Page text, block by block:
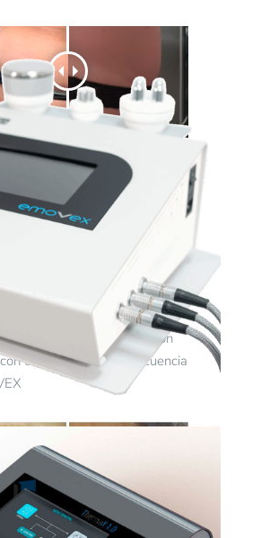
y reafirmación
de volumen y Reafirmación
equipo de Radio Frecuencia